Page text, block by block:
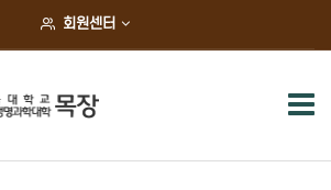
회원센터 ×